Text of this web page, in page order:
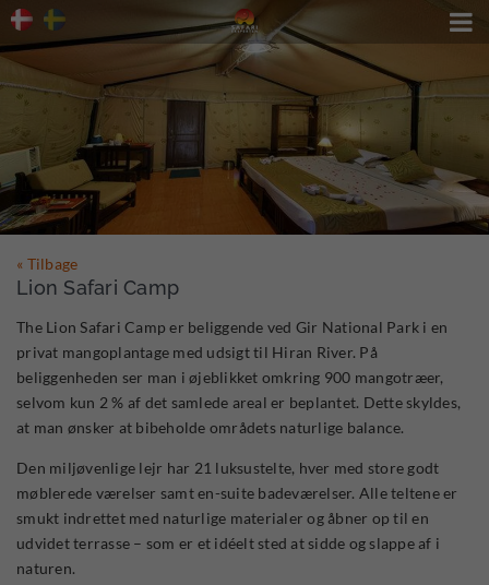

« Tilbage
Lion Safari Camp
The Lion Safari Camp er beliggende ved Gir National Park i en
privat mangoplantage med udsigt til Hiran River. På
beliggenheden ser man i øjeblikket omkring 900 mangotræer,
selvom kun 2 % af det samlede areal er beplantet. Dette skyldes,
at man ønsker at bibeholde områdets naturlige balance.
Den miljøvenlige lejr har 21 luksustelte, hver med store godt
møblerede værelser samt en-suite badeværelser. Alle teltene er
smukt indrettet med naturlige materialer og åbner op til en
udvidet terrasse – som er et idéelt sted at sidde og slappe af i
naturen.